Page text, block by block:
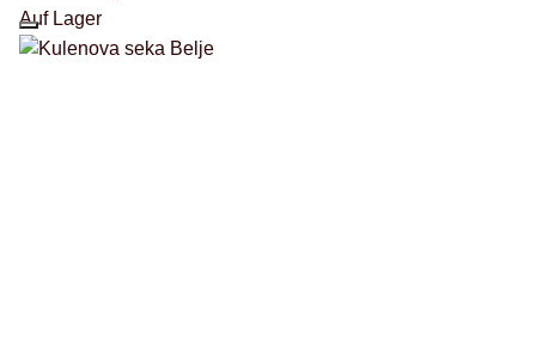
Auf Lager